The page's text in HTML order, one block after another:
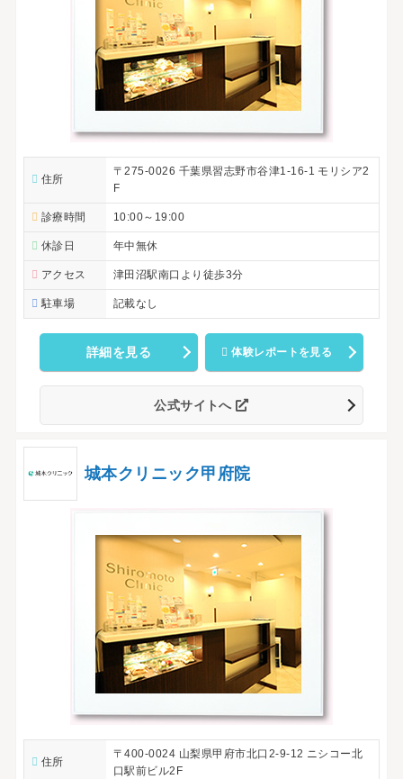
住所
〒275-0026 千葉県習志野市谷津1-16-1 モリシア2
F
診療時間 10:00～19:00
休診日 年中無休
アクセス 津田沼駅南口より徒歩3分
駐車場 記載なし
詳細を見る 体験レポートを見る
公式サイトへ
城本クリニック甲府院
住所
〒400-0024 山梨県甲府市北口2-9-12 ニシコー北
口駅前ビル2F